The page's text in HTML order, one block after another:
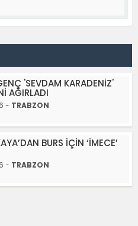
'SEVDAM KARADENİZ'
AĞIRLADI
- TRABZON
BURS İÇİN ‘İMECE’
- TRABZON